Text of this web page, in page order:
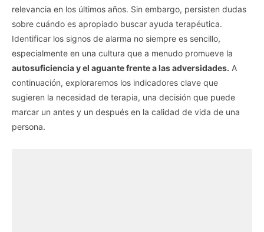
relevancia en los últimos años. Sin embargo, persisten dudas
sobre cuándo es apropiado buscar ayuda terapéutica.
Identificar los signos de alarma no siempre es sencillo,
especialmente en una cultura que a menudo promueve la
autosuficiencia y el aguante frente a las adversidades. A
continuación, exploraremos los indicadores clave que
sugieren la necesidad de terapia, una decisión que puede
marcar un antes y un después en la calidad de vida de una
persona.